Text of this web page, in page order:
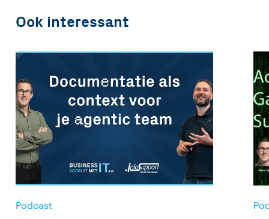
Ook interessant
Podcast